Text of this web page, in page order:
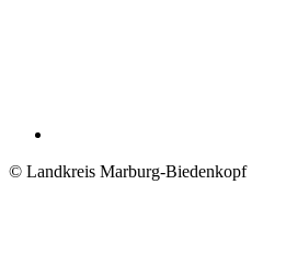
© Landkreis Marburg-Biedenkopf